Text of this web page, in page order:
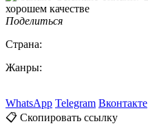
Поделиться
Страна:
Жанры:
WhatsApp Telegram Вконтакте
📋 Скопировать ссылку